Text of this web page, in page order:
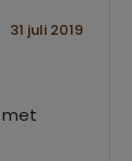
31 juli 2019
met